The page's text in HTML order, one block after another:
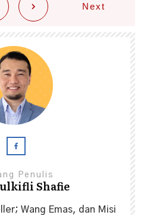
Next
Penulis
Shafie
Wang Emas, dan Misi